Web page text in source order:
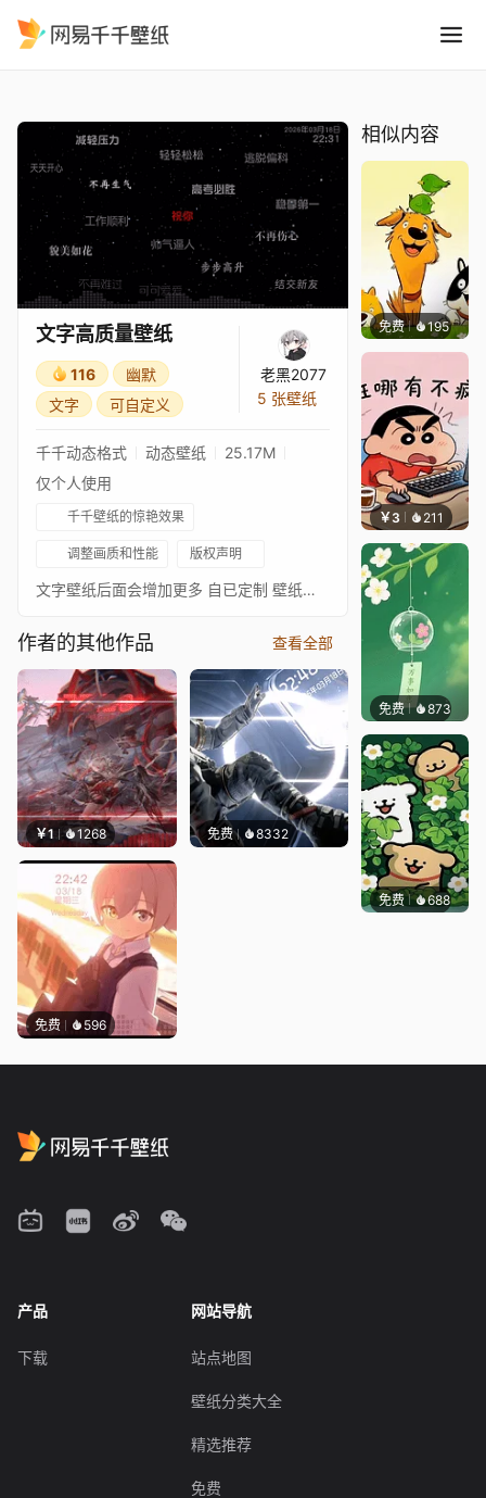
文字高质量壁纸
116
幽默
文字
可自定义
老黑2077
5 张壁纸
千千动态格式 动态壁纸
25.17M
仅个人使用
千千壁纸的惊艳效果
调整画质和性能 版权声明
文字壁纸后面会增加更多 自已定制 壁纸有问题请加主页qq反馈
作者的其他作品 查看全部
￥1 1268 免费 8332
免费 596
相似内容
免费 195渔小小
￥3 211 渔小小
免费 873好看
免费 688渔小小
产品
下载
网站导航
站点地图
壁纸分类大全
精选推荐
免费